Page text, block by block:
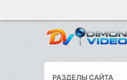
РАЗДЕЛЫ САЙТА